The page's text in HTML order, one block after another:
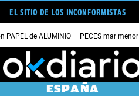
EL SITIO DE LOS INCONFORMISTAS
PAPEL de ALUMINIO PECES mar menor
ESPAÑA